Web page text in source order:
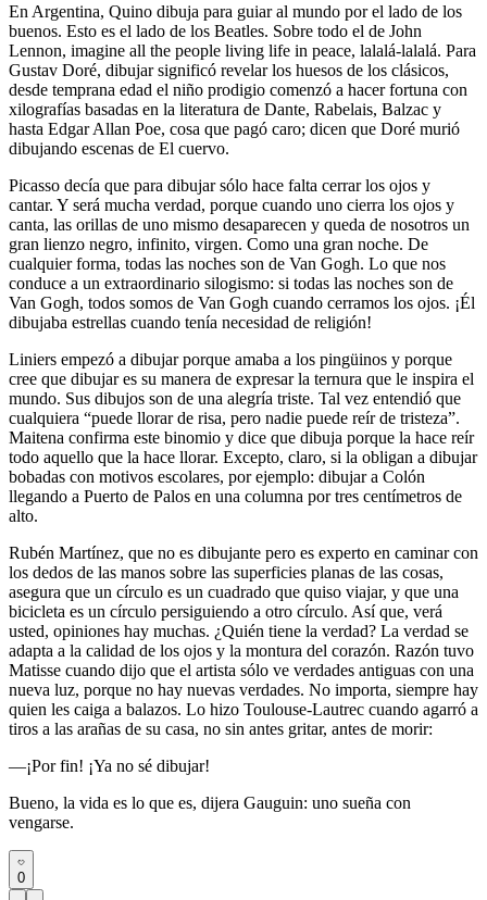
En Argentina, Quino dibuja para guiar al mundo por el lado de los
buenos. Esto es el lado de los Beatles. Sobre todo el de John
Lennon, imagine all the people living life in peace, lalalá-lalalá. Para
Gustav Doré, dibujar significó revelar los huesos de los clásicos,
desde temprana edad el niño prodigio comenzó a hacer fortuna con
xilografías basadas en la literatura de Dante, Rabelais, Balzac y
hasta Edgar Allan Poe, cosa que pagó caro; dicen que Doré murió
dibujando escenas de El cuervo.
Picasso decía que para dibujar sólo hace falta cerrar los ojos y
cantar. Y será mucha verdad, porque cuando uno cierra los ojos y
canta, las orillas de uno mismo desaparecen y queda de nosotros un
gran lienzo negro, infinito, virgen. Como una gran noche. De
cualquier forma, todas las noches son de Van Gogh. Lo que nos
conduce a un extraordinario silogismo: si todas las noches son de
Van Gogh, todos somos de Van Gogh cuando cerramos los ojos. ¡Él
dibujaba estrellas cuando tenía necesidad de religión!
Liniers empezó a dibujar porque amaba a los pingüinos y porque
cree que dibujar es su manera de expresar la ternura que le inspira el
mundo. Sus dibujos son de una alegría triste. Tal vez entendió que
cualquiera “puede llorar de risa, pero nadie puede reír de tristeza”.
Maitena confirma este binomio y dice que dibuja porque la hace reír
todo aquello que la hace llorar. Excepto, claro, si la obligan a dibujar
bobadas con motivos escolares, por ejemplo: dibujar a Colón
llegando a Puerto de Palos en una columna por tres centímetros de
alto.
Rubén Martínez, que no es dibujante pero es experto en caminar con
los dedos de las manos sobre las superficies planas de las cosas,
asegura que un círculo es un cuadrado que quiso viajar, y que una
bicicleta es un círculo persiguiendo a otro círculo. Así que, verá
usted, opiniones hay muchas. ¿Quién tiene la verdad? La verdad se
adapta a la calidad de los ojos y la montura del corazón. Razón tuvo
Matisse cuando dijo que el artista sólo ve verdades antiguas con una
nueva luz, porque no hay nuevas verdades. No importa, siempre hay
quien les caiga a balazos. Lo hizo Toulouse-Lautrec cuando agarró a
tiros a las arañas de su casa, no sin antes gritar, antes de morir:
―¡Por fin! ¡Ya no sé dibujar!
Bueno, la vida es lo que es, dijera Gauguin: uno sueña con
vengarse.
0